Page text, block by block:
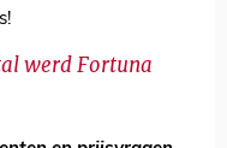
werd Fortuna